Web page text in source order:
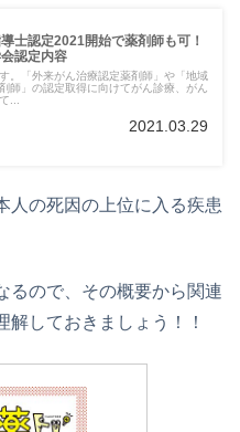
士認定2021開始で薬剤師も可！
認定内容
。「外来がん治療認定薬剤師」や「地域
師」の認定取得に向けてがん診療、がん
...
2021.03.29
人の死因の上位に入る疾患
るので、その概要から関連
しておきましょう！！